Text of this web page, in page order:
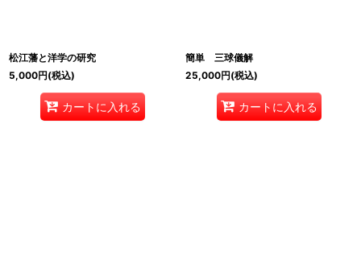
松江藩と洋学の研究
5,000円(税込)
カートに入れる
簡単 三球儀解
25,000円(税込)
カートに入れる